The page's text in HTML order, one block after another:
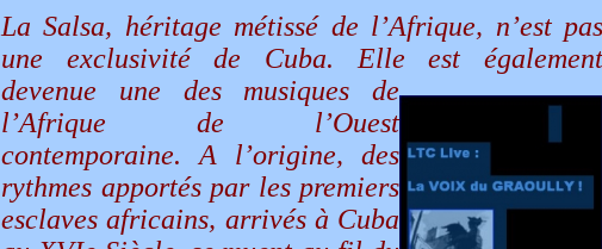
La Salsa, héritage métissé de l’Afrique, n’est pas
une exclusivité de Cuba. Elle est également
devenue une des musiques de
l’Afrique de l’Ouest
contemporaine. A l’origine, des
rythmes apportés par les premiers
esclaves africains, arrivés à Cuba